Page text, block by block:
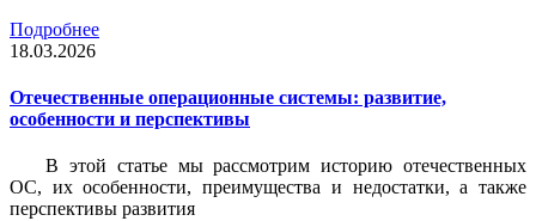
Подробнее
18.03.2026
Отечественные операционные системы: развитие,
особенности и перспективы
В этой статье мы рассмотрим историю отечественных
ОС, их особенности, преимущества и недостатки, а также
перспективы развития